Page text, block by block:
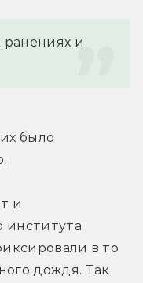
и
было
и
института
в то
дождя. Так